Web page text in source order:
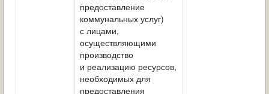
предоставление
коммунальных услуг)
с лицами,
осуществляющими
производство
и реализацию ресурсов,
необходимых для
предоставления